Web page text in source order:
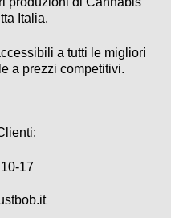
Italia.
a tutti le migliori
a prezzi competitivi.
17